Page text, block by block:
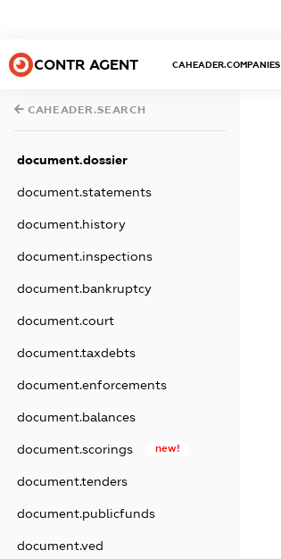
CONTR AGENT CAHEADER.COMPANIES
CAHEADER.SEARCH
document.dossier
document.statements
document.history
document.inspections
document.bankruptcy
document.court
document.taxdebts
document.enforcements
document.balances
document.scorings new!
document.tenders
document.publicfunds
document.ved